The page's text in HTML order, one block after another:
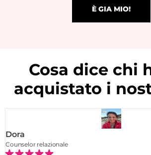
È GIA MIO!
Cosa dice chi
acquistato i